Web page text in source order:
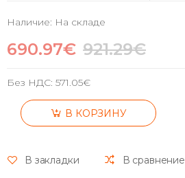
Наличие: На складе
690.97€ 921.29€
Без НДС: 571.05€
В КОРЗИНУ
В закладки В сравнение